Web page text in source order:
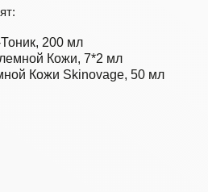
200 мл
Кожи, 7*2 мл
Кожи Skinovage, 50 мл